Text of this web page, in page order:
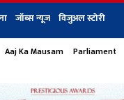
जॉब्स न्यूज विजुअल स्टोरी
एंटरटेनमेंट खेल
Aaj Ka Mausam Parliament